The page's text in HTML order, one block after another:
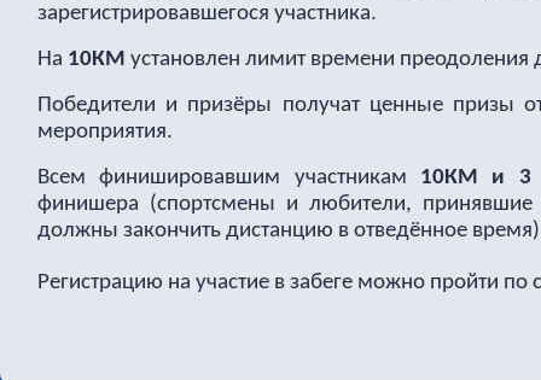
зарегистрировавшегося участника.
На 10КМ установлен лимит времени преодоления
Победители и призёры получат ценные призы
мероприятия.
Всем финишировавшим участникам 10КМ и
финишера (спортсмены и любители, принявшие
должны закончить дистанцию в отведённое
Регистрацию на участие в забеге можно пройти по